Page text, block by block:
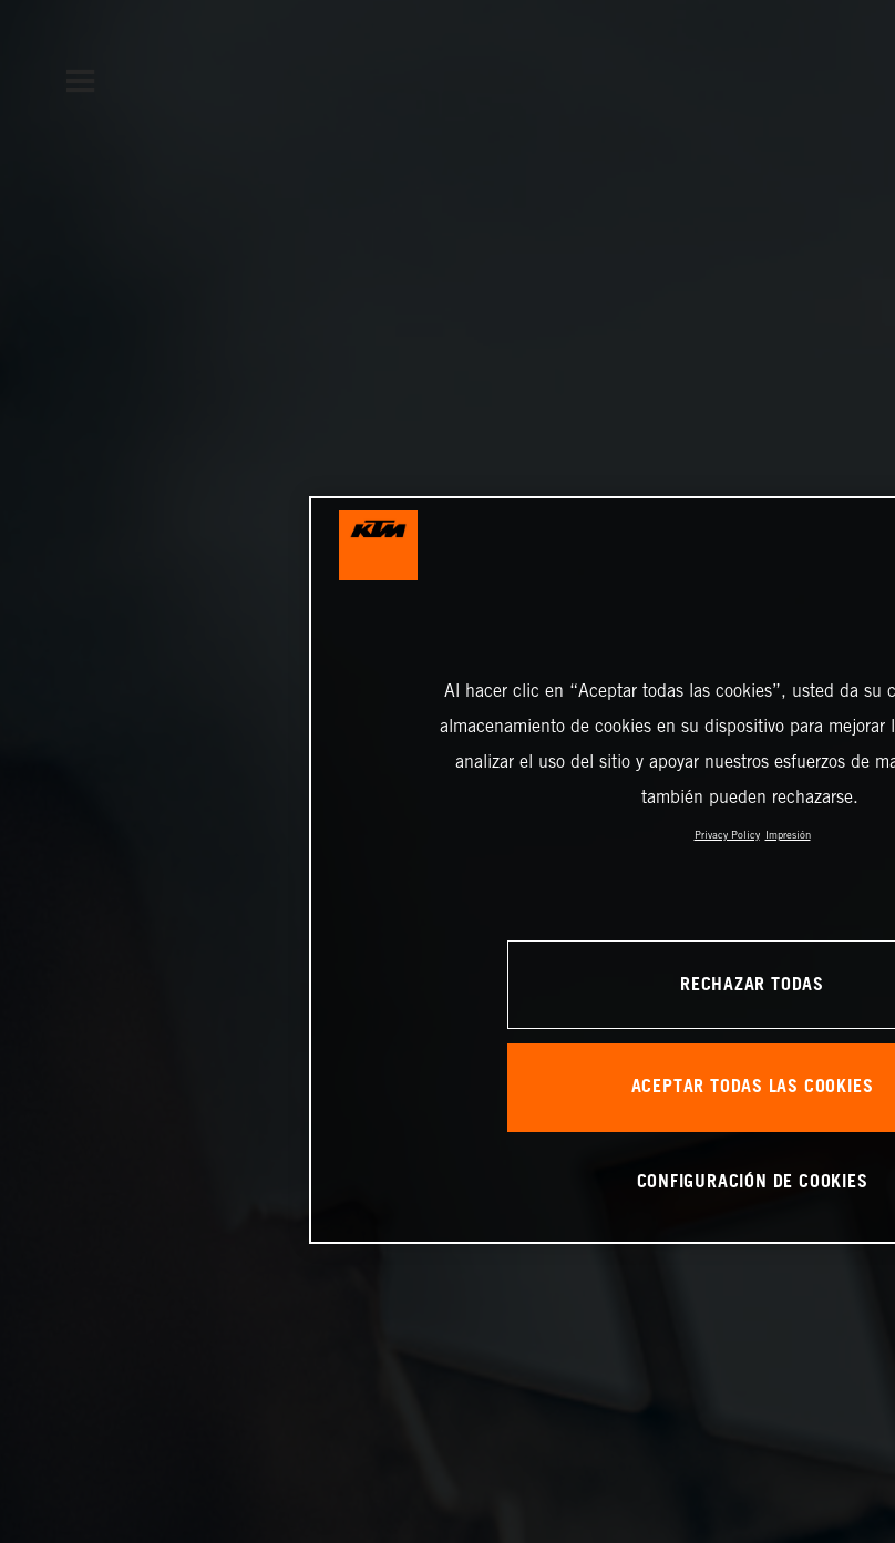
Al hacer clic en “Aceptar todas las cookies”, usted da su
almacenamiento de cookies en su dispositivo para mejorar
analizar el uso del sitio y apoyar nuestros esfuerzos de
también pueden rechazarse.
Privacy Policy Impresión
RECHAZAR TODAS
ACEPTAR TODAS LAS COOKIES
CONFIGURACIÓN DE COOKIES